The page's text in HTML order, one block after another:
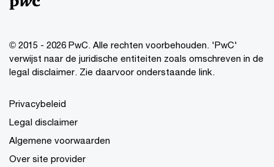
© 2015 - 2026 PwC. Alle rechten voorbehouden. 'PwC'
verwijst naar de juridische entiteiten zoals omschreven in de
legal disclaimer. Zie daarvoor onderstaande link.
Privacybeleid
Legal disclaimer
Algemene voorwaarden
Over site provider